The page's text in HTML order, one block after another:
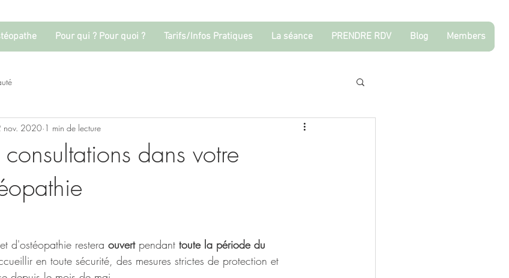
Pour qui ? Pour quoi ? Tarifs/Infos Pratiques La séance PRENDRE RDV Blog Members
dans votre
nov. 2020 1 min de lecture
d'ostéopathie restera ouvert pendant toute la période du
en toute sécurité, des mesures strictes de protection et